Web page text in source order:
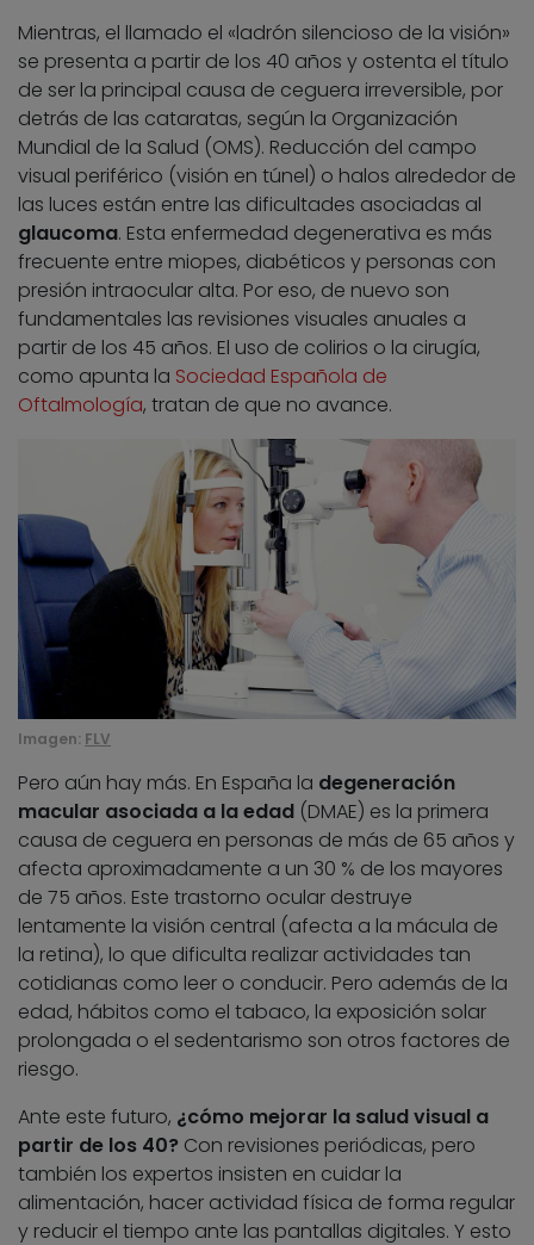
Mientras, el llamado el «ladrón silencioso de la visión»
se presenta a partir de los 40 años y ostenta el título
de ser la principal causa de ceguera irreversible, por
detrás de las cataratas, según la Organización
Mundial de la Salud (OMS). Reducción del campo
visual periférico (visión en túnel) o halos alrededor de
las luces están entre las dificultades asociadas al
glaucoma. Esta enfermedad degenerativa es más
frecuente entre miopes, diabéticos y personas con
presión intraocular alta. Por eso, de nuevo son
fundamentales las revisiones visuales anuales a
partir de los 45 años. El uso de colirios o la cirugía,
como apunta la Sociedad Española de
Oftalmología, tratan de que no avance.
Imagen: FLV
Pero aún hay más. En España la degeneración
macular asociada a la edad (DMAE) es la primera
causa de ceguera en personas de más de 65 años y
afecta aproximadamente a un 30 % de los mayores
de 75 años. Este trastorno ocular destruye
lentamente la visión central (afecta a la mácula de
la retina), lo que dificulta realizar actividades tan
cotidianas como leer o conducir. Pero además de la
edad, hábitos como el tabaco, la exposición solar
prolongada o el sedentarismo son otros factores de
riesgo.
Ante este futuro, ¿cómo mejorar la salud visual a
partir de los 40? Con revisiones periódicas, pero
también los expertos insisten en cuidar la
alimentación, hacer actividad física de forma regular
y reducir el tiempo ante las pantallas digitales. Y esto